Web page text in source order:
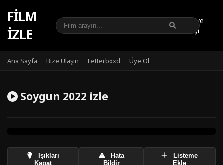
FILM
IZLE
Üye
Girişi
Ana Sayfa Bize Ulaşın Letterboxd Üye Ol
Soygun 2022 izle
Işıkları
Kapat
Hata
Bildir
Listeme
Ekle